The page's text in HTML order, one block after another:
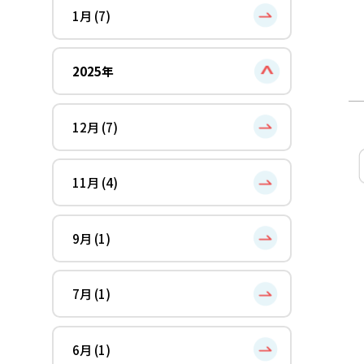
1月 (7)
2025年
12月 (7)
11月 (4)
9月 (1)
7月 (1)
6月 (1)